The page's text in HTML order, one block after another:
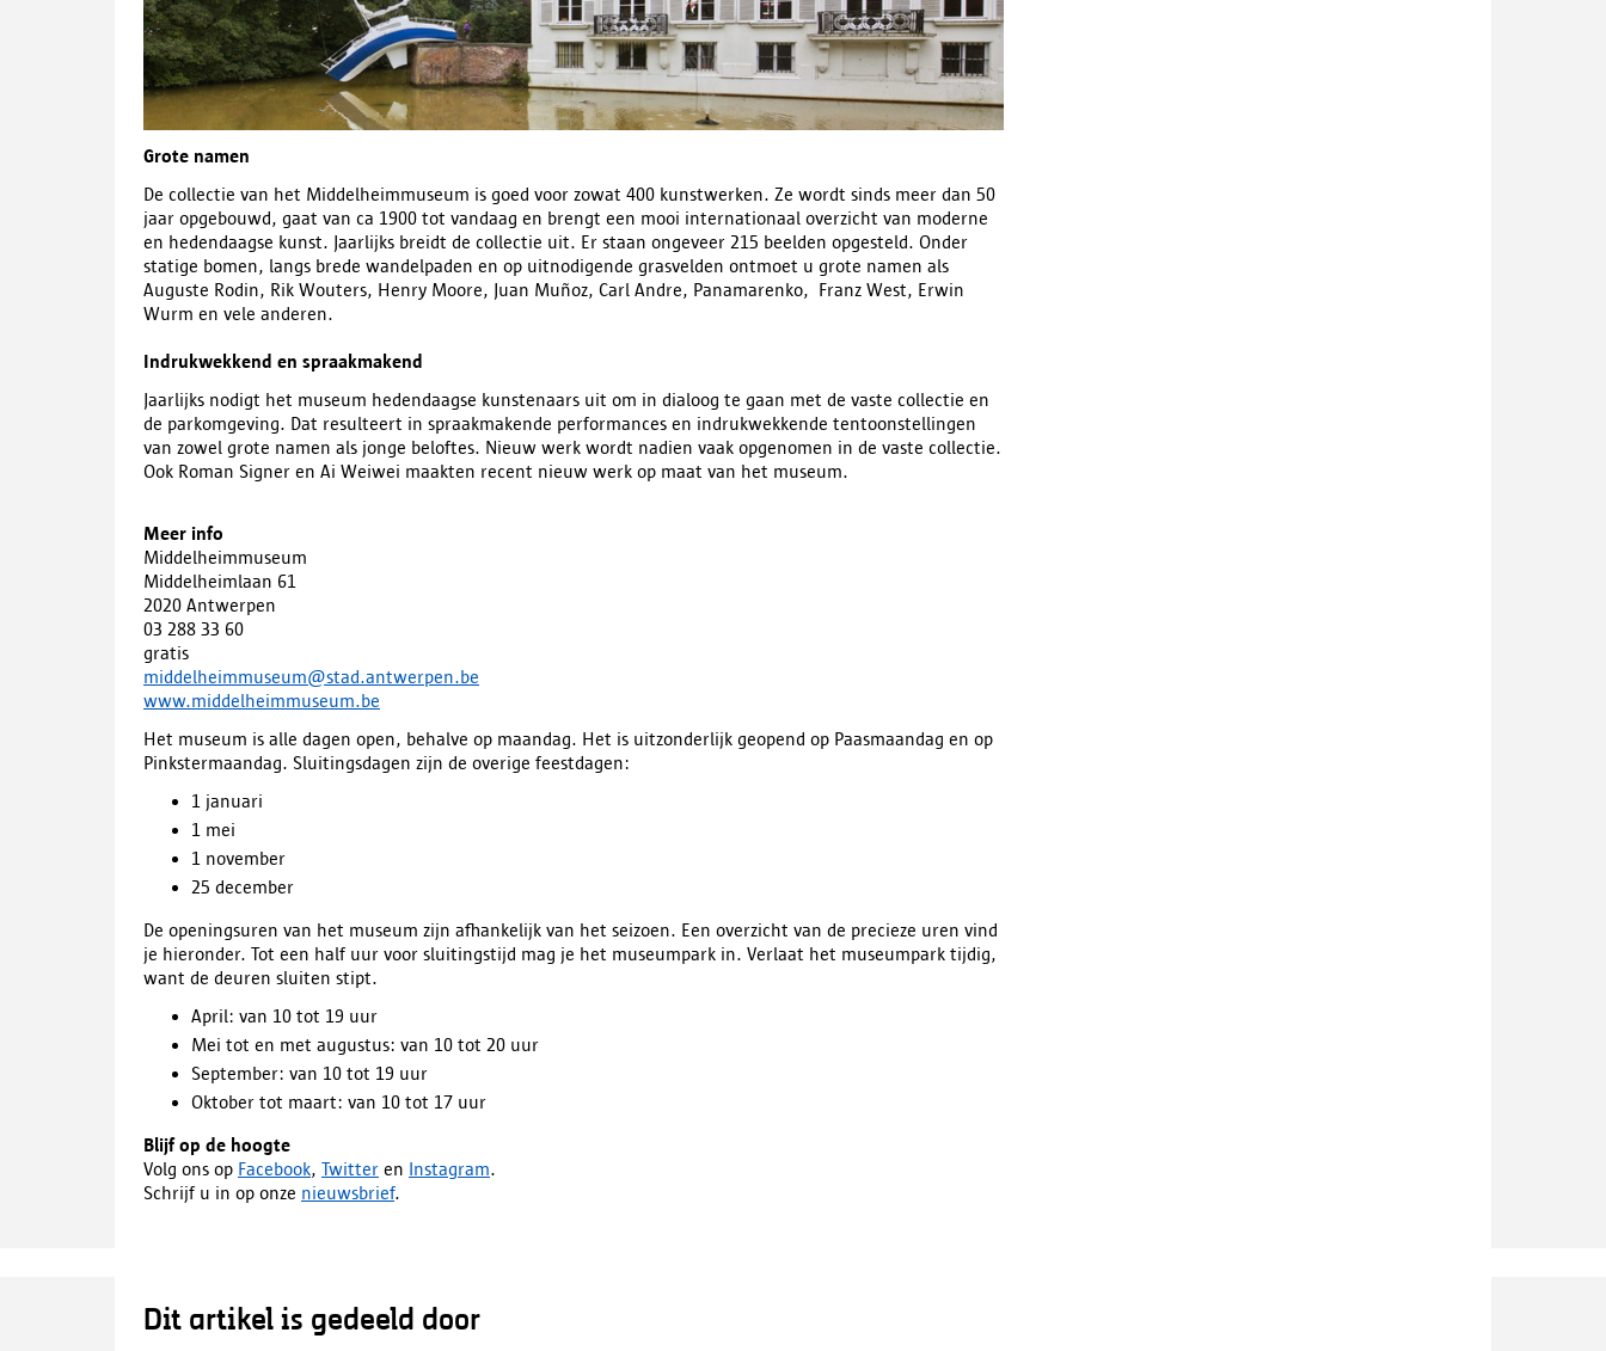
Grote namen
De collectie van het Middelheimmuseum is goed voor zowat 400 kunstwerken. Ze wordt sinds meer dan 50
jaar opgebouwd, gaat van ca 1900 tot vandaag en brengt een mooi internationaal overzicht van moderne
en hedendaagse kunst. Jaarlijks breidt de collectie uit. Er staan ongeveer 215 beelden opgesteld. Onder
statige bomen, langs brede wandelpaden en op uitnodigende grasvelden ontmoet u grote namen als
Auguste Rodin, Rik Wouters, Henry Moore, Juan Muñoz, Carl Andre, Panamarenko, Franz West, Erwin
Wurm en vele anderen.
Indrukwekkend en spraakmakend
Jaarlijks nodigt het museum hedendaagse kunstenaars uit om in dialoog te gaan met de vaste collectie en
de parkomgeving. Dat resulteert in spraakmakende performances en indrukwekkende tentoonstellingen
van zowel grote namen als jonge beloftes. Nieuw werk wordt nadien vaak opgenomen in de vaste collectie.
Ook Roman Signer en Ai Weiwei maakten recent nieuw werk op maat van het museum.
Meer info
Middelheimmuseum
Middelheimlaan 61
2020 Antwerpen
03 288 33 60
gratis
middelheimmuseum@stad.antwerpen.be
www.middelheimmuseum.be
Het museum is alle dagen open, behalve op maandag. Het is uitzonderlijk geopend op Paasmaandag en op
Pinkstermaandag. Sluitingsdagen zijn de overige feestdagen:
1 januari
1 mei
1 november
25 december
De openingsuren van het museum zijn afhankelijk van het seizoen. Een overzicht van de precieze uren vind
je hieronder. Tot een half uur voor sluitingstijd mag je het museumpark in. Verlaat het museumpark tijdig,
want de deuren sluiten stipt.
April: van 10 tot 19 uur
Mei tot en met augustus: van 10 tot 20 uur
September: van 10 tot 19 uur
Oktober tot maart: van 10 tot 17 uur
Blijf op de hoogte
Volg ons op Facebook, Twitter en Instagram.
Schrijf u in op onze nieuwsbrief.
Dit artikel is gedeeld door